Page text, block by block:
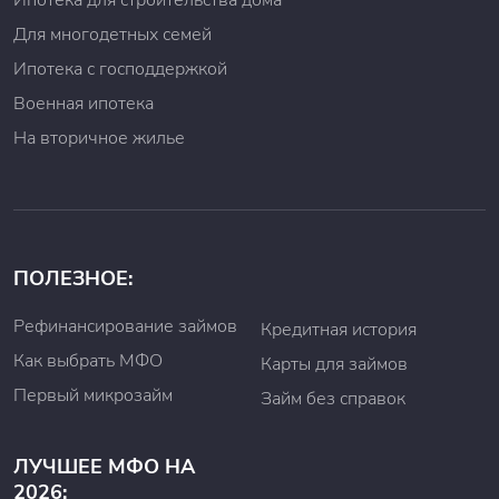
наличными, необходимо найти в интернете контакты
ближайшего офиса «Контакт Кредит» и посетить
на руки по займу. С собой необходимо взять
российский паспорт.
обязательные платежи, но для начала
принципиально разобраться в их числе. Чтобы лучше
понимать свои кредитные обязательства, зайдите на
страницу официального вебсайта «Контакт Кредит» и
посмотрите в личном кабинете сумму требуемых
платежей, а также способы его погашения.
Можно закрыть кредитное обязательство
банковским переводом на расчетный счет
«Контакт Кредит»;
Для многодетных семей
Ипотека с господдержкой
Военная ипотека
На вторичное жилье
ПОЛЕЗНОЕ:
Рефинансирование займов
Как выбрать МФО
Первый микрозайм
Кредитная история
Карты для займов
Займ без справок
ЛУЧШЕЕ МФО НА
2026: